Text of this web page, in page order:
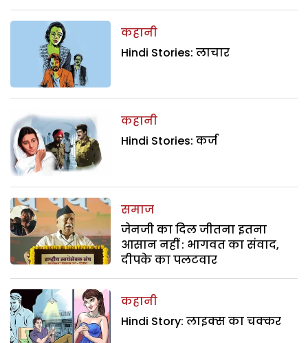
कहानी
Hindi Stories: लाचार
कहानी
Hindi Stories: कर्ज
समाज
जेनजी का दिल जीतना इतना
आसान नहीं : भागवत का संवाद,
दीपके का पलटवार
कहानी
Hindi Story: लाइक्स का चक्कर